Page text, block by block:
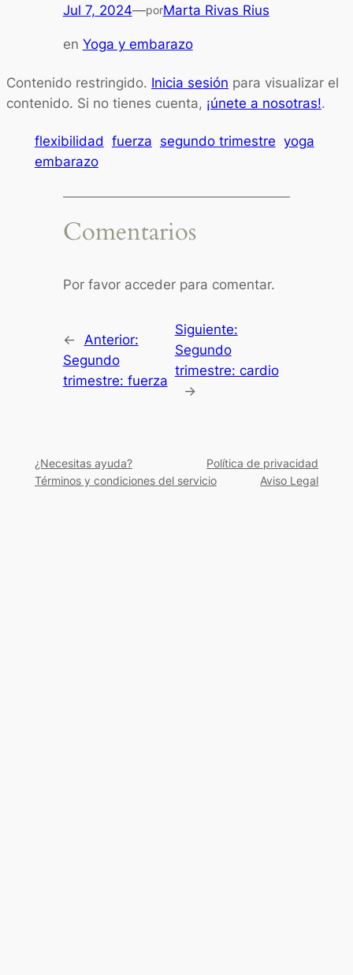
Jul 7, 2024—porMarta Rivas Rius
en Yoga y embarazo
Contenido restringido. Inicia sesión para visualizar el
contenido. Si no tienes cuenta, ¡únete a nosotras!.
flexibilidad fuerza segundo trimestre yoga
embarazo
Comentarios
Por favor acceder para comentar.
←
Anterior:
Segundo
trimestre: fuerza
Siguiente:
Segundo
trimestre: cardio
→
¿Necesitas ayuda?
Política de privacidad
Términos y condiciones del servicio
Aviso Legal